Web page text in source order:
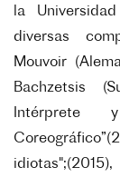
la
diversas
Mouvoir
Bachzetsis
Intérprete